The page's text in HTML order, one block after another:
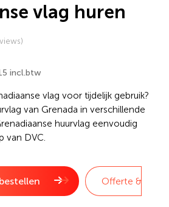
vlag huren
incl.btw
vlag voor tijdelijk gebruik?
van Grenada in verschillende
huurvlag eenvoudig
van DVC.
Offerte &